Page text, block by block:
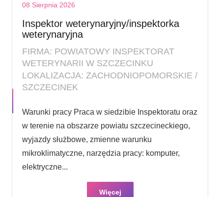
08 Sierpnia 2026
Inspektor weterynaryjny/inspektorka
weterynaryjna
FIRMA: POWIATOWY INSPEKTORAT
WETERYNARII W SZCZECINKU
LOKALIZACJA: ZACHODNIOPOMORSKIE /
SZCZECINEK
Warunki pracy Praca w siedzibie Inspektoratu oraz
w terenie na obszarze powiatu szczecineckiego,
wyjazdy służbowe, zmienne warunku
mikroklimatyczne, narzędzia pracy: komputer,
elektryczne...
Więcej